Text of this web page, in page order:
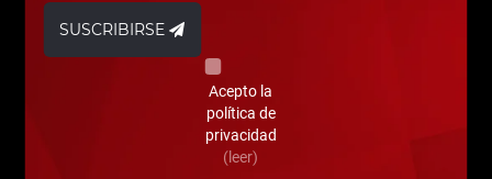
SUSCRIBIRSE
Acepto la
política de
privacidad
(leer)